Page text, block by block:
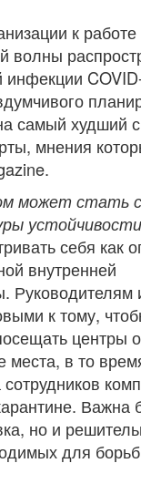
к
волны
инфекции
самый худший
мнения
может стать
себя как
внутренней
Руководителям
к тому,
центры
места, в то
Важна
но и
для